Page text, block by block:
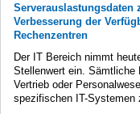
Serverauslastungsdaten
Verbesserung der
Rechenzentren
Der IT Bereich nimmt
Stellenwert ein. Sämtliche
Vertrieb oder
spezifischen IT-Systemen